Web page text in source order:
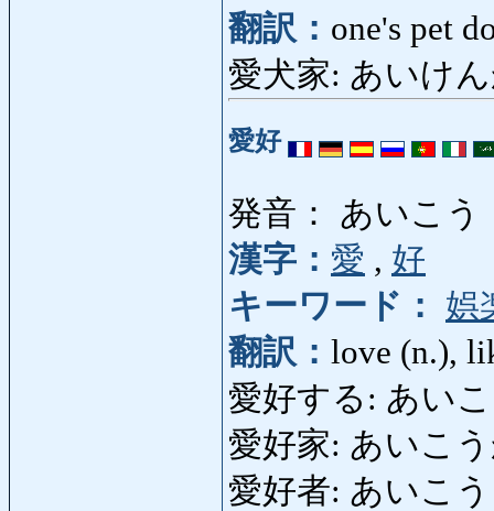
翻訳： one's pet
愛犬家: あいけ
愛好
発音： あいこう
漢字： 愛 , 好
キーワード：
娯
翻訳： love (n.),
愛好する: あい
愛好家: あいこ
愛好者: あいこ